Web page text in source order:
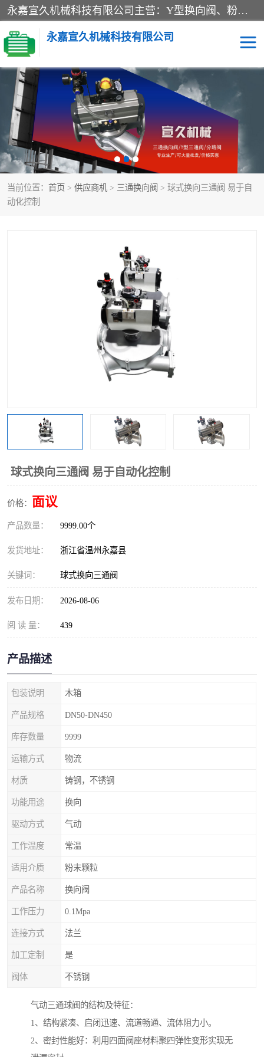
永嘉宣久机械科技有限公司主营：Y型换向阀、粉体换向阀、板式换向阀、三通换向阀、三通换向器、三通分路阀、管路换向阀等产品及服务。
永嘉宣久机械科技有限公司
当前位置： 首页 > 供应商机 > 三通换向阀 > 球式换向三通阀 易于自
动化控制
球式换向三通阀 易于自动化控制
价格： 面议
产品数量： 9999.00个
发货地址： 浙江省温州永嘉县
关键词： 球式换向三通阀
发布日期： 2026-08-06
阅 读 量： 439
产品描述
包装说明 木箱
产品规格 DN50-DN450
库存数量 9999
运输方式 物流
材质 铸钢，不锈钢
功能用途 换向
驱动方式 气动
工作温度 常温
适用介质 粉末颗粒
产品名称 换向阀
工作压力 0.1Mpa
连接方式 法兰
加工定制 是
阀体 不锈钢
气动三通球阀的结构及特征：
1、结构紧凑、启闭迅速、流道畅通、流体阻力小。
2、密封性能好：利用四面阀座材料聚四弹性变形实现无
换向阀 Y型换向阀
板式换向阀 粉料换向阀
粉体换向阀 管道换向阀
管路换向阀 三通换向阀
不锈钢三通阀
翻板转向阀
Y型球阀
气动球阀
粉体分路阀
管道换向器